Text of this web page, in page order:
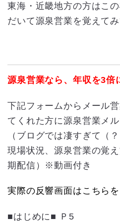
東海・近畿地方の方はこ
だいて源泉営業を覚えてみ
源泉営業なら、年収を3倍
下記フォームからメール
てくれた方に源泉営業メル
（ブログでは凄すぎて（
現場状況、源泉営業の覚
期配信）※動画付き
実際の反響画面はこちら
■はじめに■ Ｐ5